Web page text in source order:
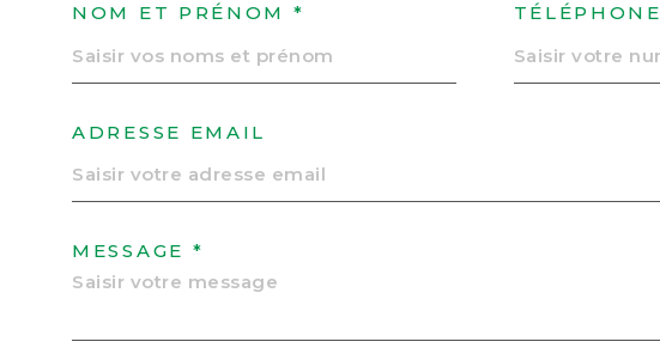
NOM ET PRÉNOM * TÉLÉPHONE
ADRESSE EMAIL
MESSAGE *